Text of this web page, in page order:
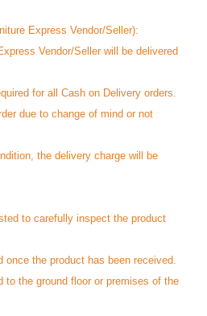
Express Vendor/Seller):
Vendor/Seller will be delivered
for all Cash on Delivery orders.
due to change of mind or not
the delivery charge will be
to carefully inspect the product
once the product has been received.
to the ground floor or premises of the